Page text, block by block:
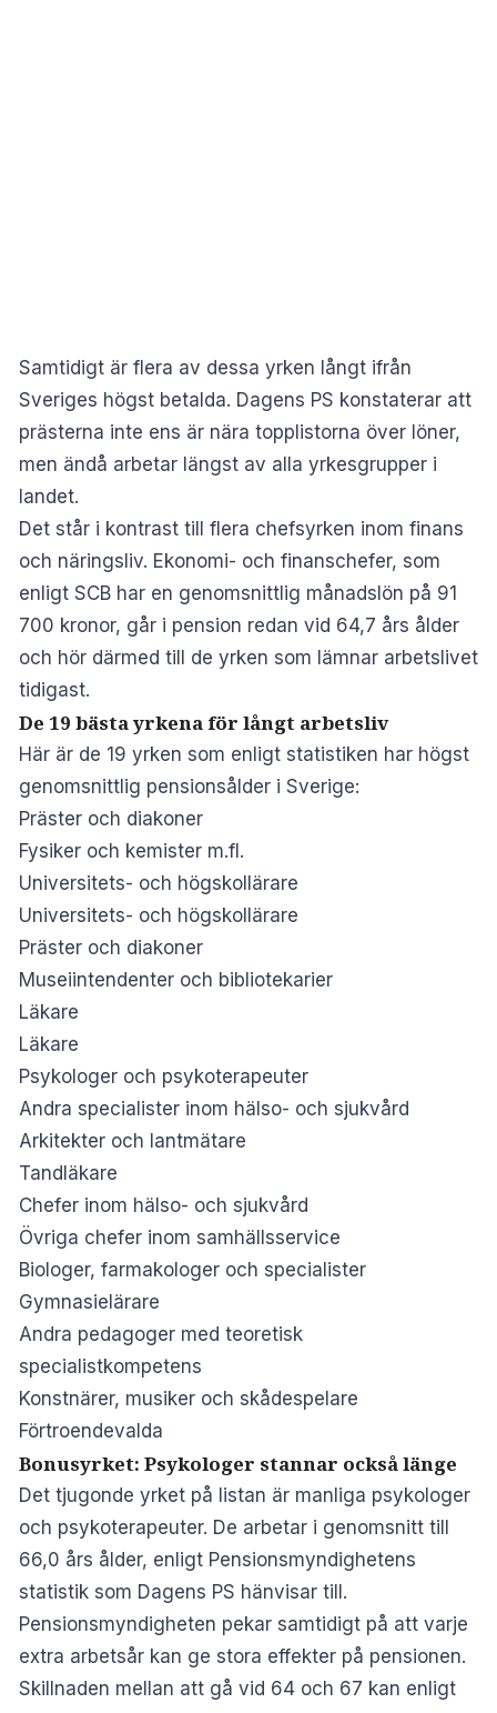
Samtidigt är flera av dessa yrken långt ifrån
Sveriges högst betalda. Dagens PS konstaterar att
prästerna inte ens är nära topplistorna över löner,
men ändå arbetar längst av alla yrkesgrupper i
landet.
Det står i kontrast till flera chefsyrken inom finans
och näringsliv. Ekonomi- och finanschefer, som
enligt SCB har en genomsnittlig månadslön på 91
700 kronor, går i pension redan vid 64,7 års ålder
och hör därmed till de yrken som lämnar arbetslivet
tidigast.
De 19 bästa yrkena för långt arbetsliv
Här är de 19 yrken som enligt statistiken har högst
genomsnittlig pensionsålder i Sverige:
Präster och diakoner
Fysiker och kemister m.fl.
Universitets- och högskollärare
Universitets- och högskollärare
Präster och diakoner
Museiintendenter och bibliotekarier
Läkare
Läkare
Psykologer och psykoterapeuter
Andra specialister inom hälso- och sjukvård
Arkitekter och lantmätare
Tandläkare
Chefer inom hälso- och sjukvård
Övriga chefer inom samhällsservice
Biologer, farmakologer och specialister
Gymnasielärare
Andra pedagoger med teoretisk
specialistkompetens
Konstnärer, musiker och skådespelare
Förtroendevalda
Bonusyrket: Psykologer stannar också länge
Det tjugonde yrket på listan är manliga psykologer
och psykoterapeuter. De arbetar i genomsnitt till
66,0 års ålder, enligt Pensionsmyndighetens
statistik som Dagens PS hänvisar till.
Pensionsmyndigheten pekar samtidigt på att varje
extra arbetsår kan ge stora effekter på pensionen.
Skillnaden mellan att gå vid 64 och 67 kan enligt